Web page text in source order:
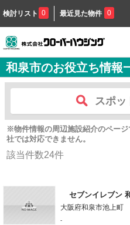
検討リスト 0 最近見た物件 0
和泉市のお役立ち情報
スポッ
※物件情報の周辺施設紹介のペー
社では対応できません。
該当件数24件
セブンイレブン
大阪府和泉市池上町
-